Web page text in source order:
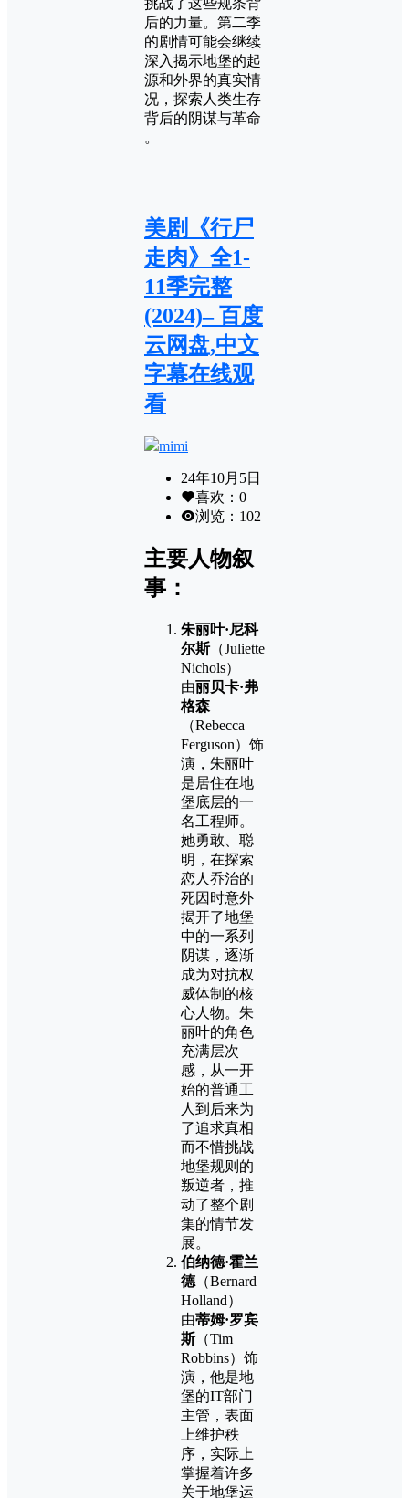
后的力量。第二季
的剧情可能会继续
深入揭示地堡的起
源和外界的真实情
况，探索人类生存
背后的阴谋与革命​
。
美剧《行尸
走肉》全1-
11季完整
(2024)– 百度
云网盘,中文
字幕在线观
看
mimi
24年10月5日
喜欢： 0
浏览： 102
主要人物叙
事：
朱丽叶·尼科
尔斯（Juliette
Nichols）
由丽贝卡·弗
格森
（Rebecca
Ferguson）饰
演，朱丽叶
是居住在地
堡底层的一
名工程师。
她勇敢、聪
明，在探索
恋人乔治的
死因时意外
揭开了地堡
中的一系列
阴谋，逐渐
成为对抗权
威体制的核
心人物。朱
丽叶的角色
充满层次
感，从一开
始的普通工
人到后来为
了追求真相
而不惜挑战
地堡规则的
叛逆者，推
动了整个剧
集的情节发
展。
伯纳德·霍兰
德 （Bernard
Holland）
由蒂姆·罗宾
斯（Tim
Robbins）饰
演，他是地
堡的IT部门
主管，表面
上维护秩
序，实际上
掌握着许多
关于地堡运